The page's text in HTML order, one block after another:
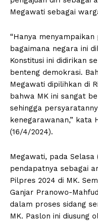
Megawati sebagai
“Hanya
bagaimana negara ini
Konstitusi ini didirikan
benteng demokrasi.
Megawati dipilihkan di
bahwa MK ini sangat
sehingga
kenegarawanan,” kata
(16/4/2024).
Megawati, pada
pendapatnya sebagai
Pilpres 2024 di MK.
Ganjar Pranowo-
dalam proses sidang
MK. Paslon ini diusung